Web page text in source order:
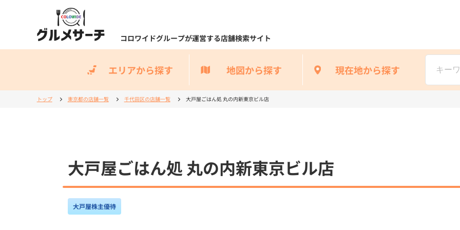
コロワイドグループが運営する店舗検索サイト
エリアから探す 地図から探す 現在地から探す
トップ 東京都の店舗一覧 千代田区の店舗一覧 大戸屋ごはん処 丸の内新東京ビル店
大戸屋ごはん処 丸の内新東京ビル店
大戸屋株主優待